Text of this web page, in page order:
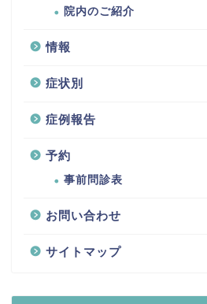
院内のご紹介
情報
症状別
症例報告
予約
事前問診表
お問い合わせ
サイトマップ